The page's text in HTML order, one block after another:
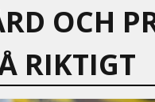
OCH
RIKTIGT